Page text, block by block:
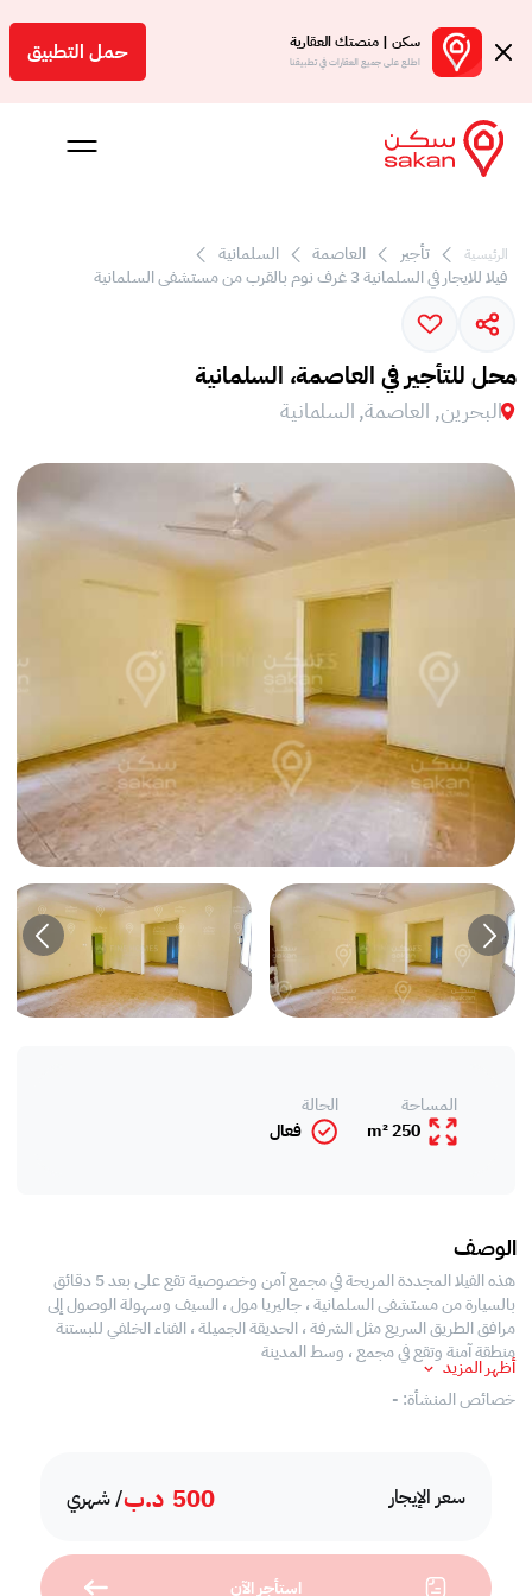
سكن | منصتك العقارية
اطلع على جميع العقارات في تطبيقنا حمل التطبيق
بالعمولة
الرئيسية تأجير العاصمة
السلمانية
فيلا للايجار في السلمانية 3 غرف نوم بالقرب من مستشفى السلمانية
محل للتأجير في العاصمة، السلمانية
البحرين, العاصمة, السلمانية
سعر الإيجار 500 د.ب/ شهري
استأجر الآن
المساحة
250 m²
الحالة
فعال
الوصف
هذه الفيلا المجددة المريحة في مجمع آمن وخصوصية تقع على بعد 5 دقائق
بالسيارة من مستشفى السلمانية ، جاليريا مول ، السيف وسهولة الوصول إلى
مرافق الطريق السريع مثل الشرفة ، الحديقة الجميلة ، الفناء الخلفي للبستنة
منطقة آمنة وتقع في مجمع ، وسط المدينة
خصائص المنشأة: -
* غير مفروش
* غرفة نوم (غرفة نوم رئيسية مع حمام خاص ، وغرفتي نوم مع حمام مشترك)
أظهر المزيد